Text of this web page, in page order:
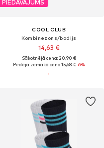
PIEDĀVĀJUMS
COOL CLUB
Kombinezons/bodijs
14,63 €
Sākotnējā cena: 20,90 €
Pēdējā zemākā cena:15,68 €-6%